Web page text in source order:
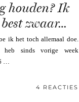
houden? Ik
zwaar…
ik het toch allemaal doe.
sinds vorige week
…
4 REACTIES